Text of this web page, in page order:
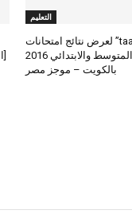
التعليم
موقع “taaleb” لعرض نتائج امتحانات
الطلاب المتوسط والابتدائي 2016
بالكويت – موجز مصر